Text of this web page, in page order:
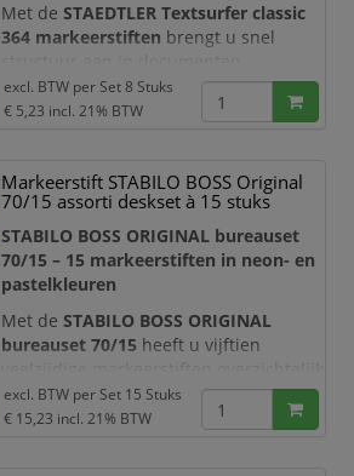
Met deSTAEDTLER Textsurfer classic
364 markeerstiften brengt u snel
studieboeken, rapporten en
aantekeningen. Deze
extra gele markeerstiften. U ontvangt
in totaal acht tekstmarkers, zodat u
belangrijke passages, onderwerpen en
prioriteiten overzichtelijk k
excl. BTW per Set 8 Stuks
€ 5,23 incl. 21% BTW
Markeerstift STABILO BOSS Original
70/15 assorti deskset à 15 stuks
STABILO BOSS ORIGINAL bureauset
70/15 – 15 markeerstiften in neon- en
pastelkleuren
Met deSTABILO BOSS ORIGINAL
bureauset 70/15 heeft u vijftien
veelzijdige markeerstiften overzichtelijk
binnen handbereik. De set combineert
negen heldere neonkleuren met zes
excl. BTW per Set 15 Stuks
€ 15,23 incl. 21% BTW